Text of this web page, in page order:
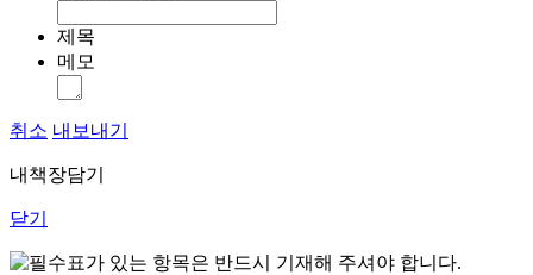
제목
메모
취소 내보내기
내책장담기
닫기
표가 있는 항목은 반드시 기재해 주셔야 합니다.